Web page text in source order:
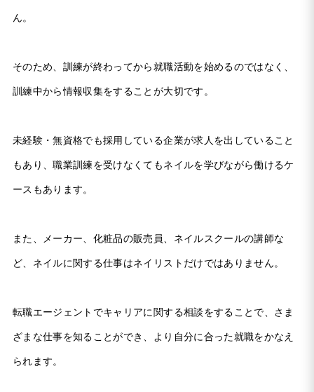
ん。
そのため、訓練が終わってから就職活動を始めるのではなく、
訓練中から情報収集をすることが大切です。
未経験・無資格でも採用している企業が求人を出していること
もあり、職業訓練を受けなくてもネイルを学びながら働けるケ
ースもあります。
また、メーカー、化粧品の販売員、ネイルスクールの講師な
ど、ネイルに関する仕事はネイリストだけではありません。
転職エージェントでキャリアに関する相談をすることで、さま
ざまな仕事を知ることができ、より自分に合った就職をかなえ
られます。